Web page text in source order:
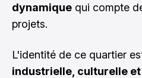
dynamique qui compte
projets.
L'identité de ce quartier
industrielle, culturelle